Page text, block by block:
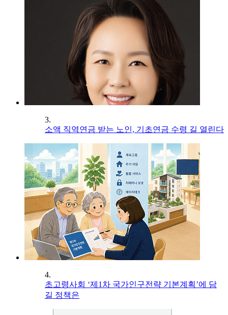
3.
소액 직역연금 받는 노인, 기초연금 수령 길 열린다
4.
초고령사회 ‘제1차 국가인구전략 기본계획’에 담
길 정책은